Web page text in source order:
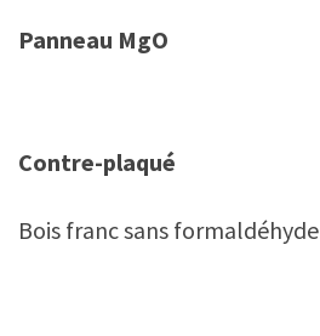
Panneau MgO
Contre-plaqué
Bois franc sans formaldéhyde